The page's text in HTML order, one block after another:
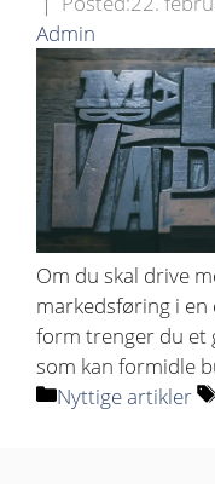
Admin
Om du skal drive
markedsføring i en
form trenger du et
som kan formidle
Kategorier
Nyttige artikler